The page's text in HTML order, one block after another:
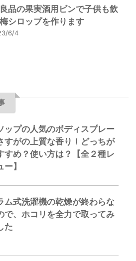
品の果実酒用ビンで子供も飲
シロップを作ります
6/4
ップの人気のボディスプレー
すがの上質な香り！どっちが
すめ？使い方は？【全２種レ
ー】
ム式洗濯機の乾燥が終わらな
で、ホコリを全力で取ってみ
た